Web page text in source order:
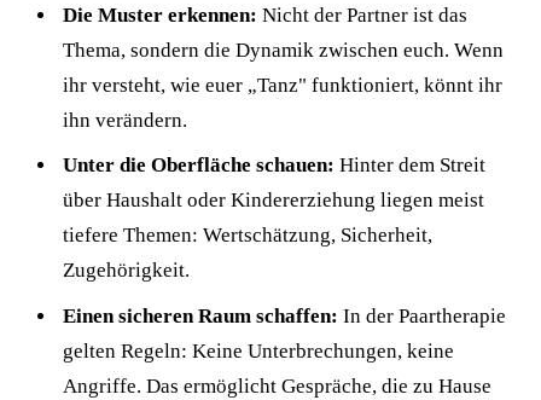
Die Muster erkennen: Nicht der Partner ist das
Thema, sondern die Dynamik zwischen euch. Wenn
ihr versteht, wie euer „Tanz" funktioniert, könnt ihr
ihn verändern.
Unter die Oberfläche schauen: Hinter dem Streit
über Haushalt oder Kindererziehung liegen meist
tiefere Themen: Wertschätzung, Sicherheit,
Zugehörigkeit.
Einen sicheren Raum schaffen: In der Paartherapie
gelten Regeln: Keine Unterbrechungen, keine
Angriffe. Das ermöglicht Gespräche, die zu Hause